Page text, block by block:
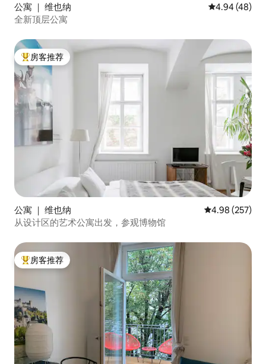
公寓 ｜ 维也纳 平均评分
4.94 (48)
全新顶层公寓
热门「房客推荐」
房客推荐
公寓 ｜ 维也纳 平均评分 4.98
4.98 (257)
从设计区的艺术公寓出发，参观博物馆
热门「房客推荐」
房客推荐